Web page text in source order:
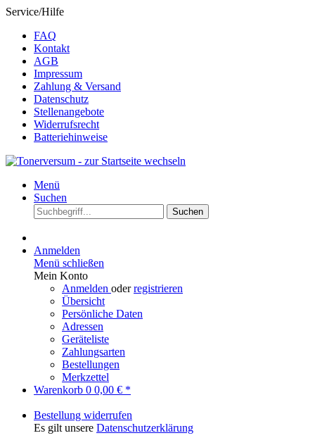
Service/Hilfe
FAQ
Kontakt
AGB
Impressum
Zahlung & Versand
Datenschutz
Stellenangebote
Widerrufsrecht
Batteriehinweise
Menü
Suchen
Suchen
Anmelden
Menü schließen
Mein Konto
Anmelden oderregistrieren
Übersicht
Persönliche Daten
Adressen
Geräteliste
Zahlungsarten
Bestellungen
Merkzettel
Warenkorb 0 0,00 € *
Bestellung widerrufen
Es gilt unsere Datenschutzerklärung